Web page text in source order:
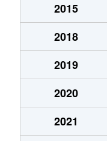
2015
2018
2019
2020
2021